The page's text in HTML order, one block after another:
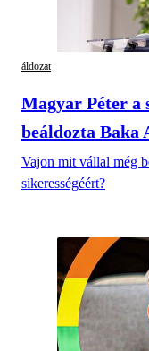
áldozat
Magyar Péter a
beáldozta Baka
Vajon mit vállal még
sikerességéért?